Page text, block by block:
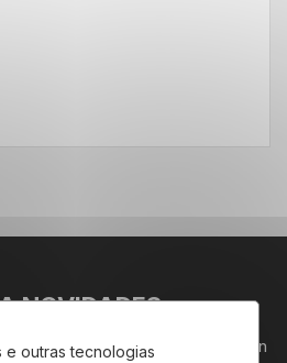
e outras tecnologias
NOVIDADES
receber novidades da Redeplan